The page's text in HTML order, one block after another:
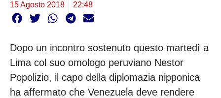
15 Agosto 2018 22:48
Dopo un incontro sostenuto questo martedì a
Lima col suo omologo peruviano Nestor
Popolizio, il capo della diplomazia nipponica
ha affermato che Venezuela deve rendere